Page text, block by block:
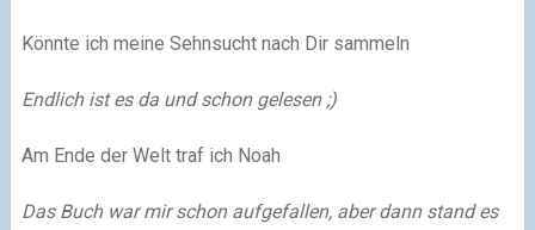
Könnte ich meine Sehnsucht nach Dir sammeln
Endlich ist es da und schon gelesen ;)
Am Ende der Welt traf ich Noah
Das Buch war mir schon aufgefallen, aber dann stand es